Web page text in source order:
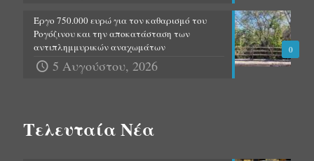
0
Έργο 750.000 ευρώ για τον καθαρισμό του
Ρογόζινου και την αποκατάσταση των
αντιπλημμυρικών αναχωμάτων
5 Αυγούστου, 2026
Τελευταία Νέα